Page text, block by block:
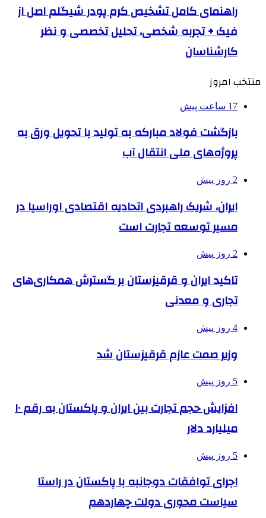
راهنمای کامل تشخیص کرم پودر شیگلم اصل از
فیک + تجربه شخصی، تحلیل تخصصی و نظر
کارشناسان
منتخب امروز
17 ساعت پیش
بازگشت فولاد مبارکه به تولید با تحویل ورق به
پروژه‌های ملی انتقال آب
2 روز پیش
ایران، شریک راهبردی اتحادیه اقتصادی اوراسیا در
مسیر توسعه تجارت است
2 روز پیش
تاکید ایران و قرقیزستان بر گسترش همکاری‌های
تجاری و معدنی
4 روز پیش
وزیر صمت عازم قرقیزستان شد
5 روز پیش
افزایش حجم تجارت بین ایران و پاکستان به رقم ۱۰
میلیارد دلار
5 روز پیش
اجرای توافقات دوجانبه با پاکستان در راستا
سیاست محوری دولت چهاردهم